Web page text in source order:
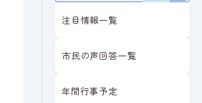
注目情報一覧
市民の声回答一覧
年間行事予定